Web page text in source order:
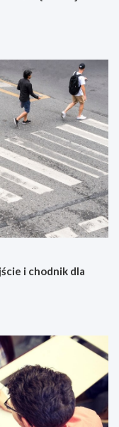
i chodnik dla